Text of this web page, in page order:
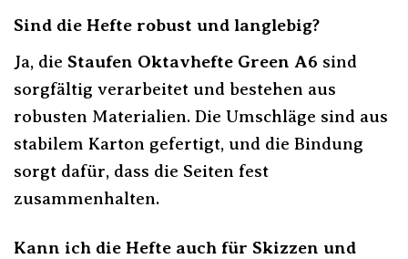
Sind die Hefte robust und langlebig?
Ja, die Staufen Oktavhefte Green A6 sind
sorgfältig verarbeitet und bestehen aus
robusten Materialien. Die Umschläge sind aus
stabilem Karton gefertigt, und die Bindung
sorgt dafür, dass die Seiten fest
zusammenhalten.
Kann ich die Hefte auch für Skizzen und